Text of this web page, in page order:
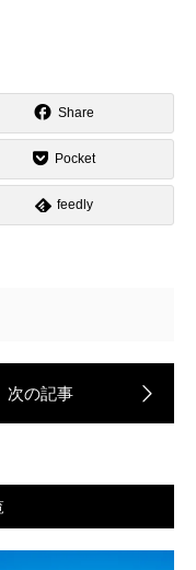
Share
Pocket
feedly